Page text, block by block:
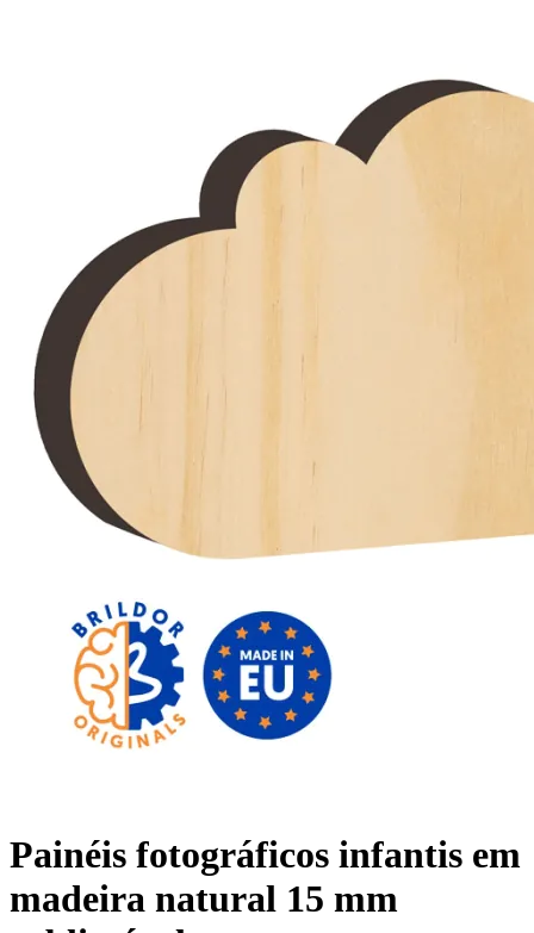
Painéis fotográficos infantis em
madeira natural 15 mm